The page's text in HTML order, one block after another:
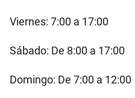
Viernes: 7:00 a 17:00
Sábado: De 8:00 a 17:00
Domingo: De 7:00 a 12:00